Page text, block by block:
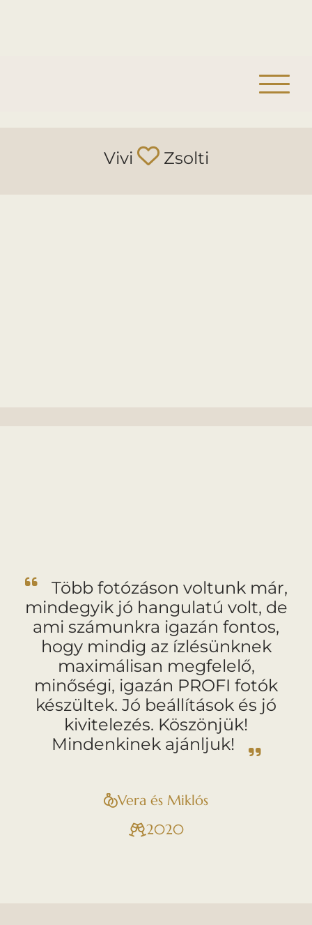
Vivi Zsolti
Több fotózáson voltunk már,
mindegyik jó hangulatú volt, de
ami számunkra igazán fontos,
hogy mindig az ízlésünknek
maximálisan megfelelő,
minőségi, igazán PROFI fotók
készültek. Jó beállítások és jó
kivitelezés. Köszönjük!
Mindenkinek ajánljuk!
Vera és Miklós
2020